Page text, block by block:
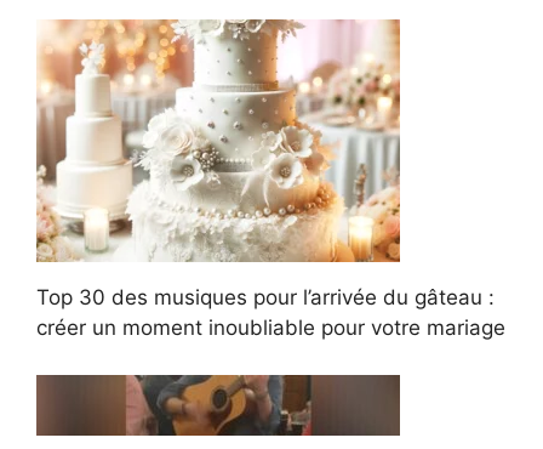
Top 30 des musiques pour l’arrivée du gâteau :
créer un moment inoubliable pour votre mariage